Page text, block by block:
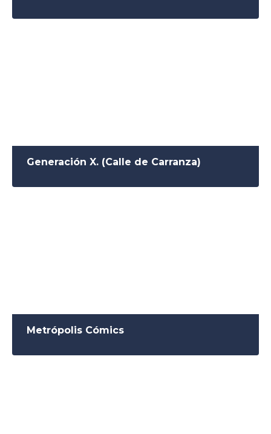
Generación X. (Calle de Carranza)
Metrópolis Cómics